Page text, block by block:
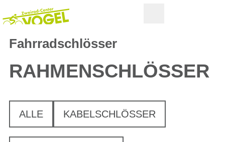
Fahrradschlösser
RAHMENSCHLÖSSER
ALLE KABELSCHLÖSSER